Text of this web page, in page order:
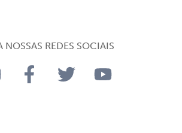
NOSSAS REDES SOCIAIS